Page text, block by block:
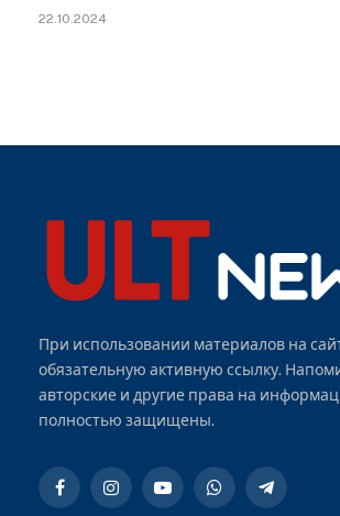
22.10.2024
При использовании материалов на
обязательную активную ссылку.
авторские и другие права на
полностью защищены.
FacebookInstagramYouTubeWhatsAppTelegram